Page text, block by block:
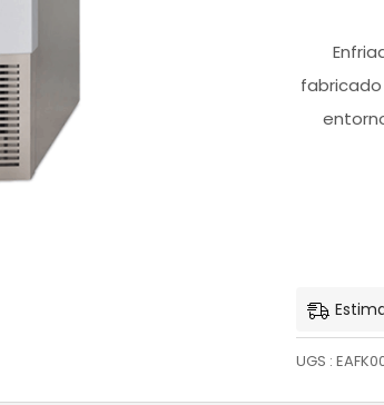
UGS :